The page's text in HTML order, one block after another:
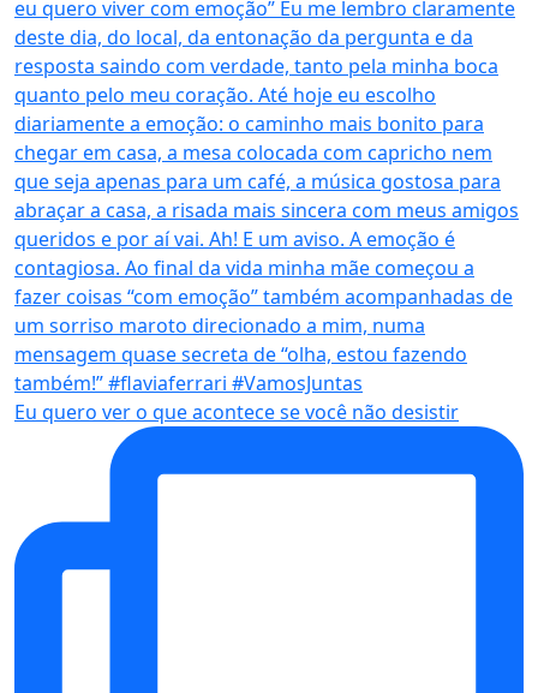
Eu quero ver o que acontece se você não desistir